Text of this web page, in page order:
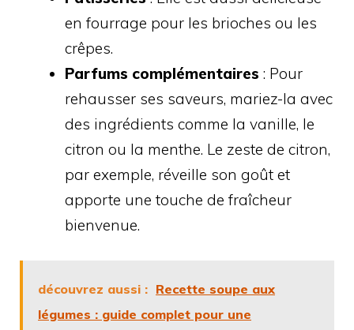
en fourrage pour les brioches ou les
crêpes.
Parfums complémentaires : Pour
rehausser ses saveurs, mariez-la avec
des ingrédients comme la vanille, le
citron ou la menthe. Le zeste de citron,
par exemple, réveille son goût et
apporte une touche de fraîcheur
bienvenue.
découvrez aussi : Recette soupe aux
légumes : guide complet pour une